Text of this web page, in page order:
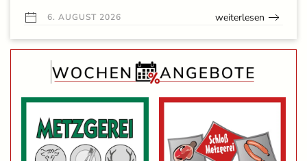
6. AUGUST 2026 weiterlesen